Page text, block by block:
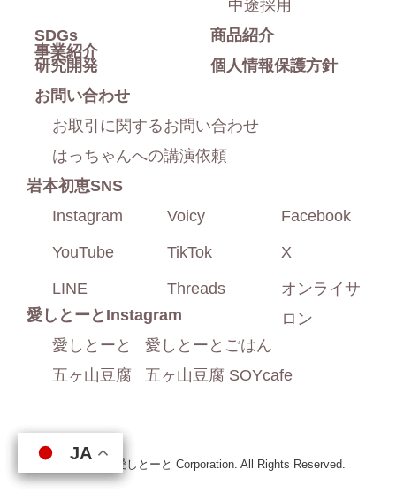
中途採用
事業紹介
商品紹介
研究開発
個人情報保護方針
SDGs
お問い合わせ
お取引に関するお問い合わせ
はっちゃんへの講演依頼
岩本初恵SNS
Instagram
Voicy Facebook
YouTube TikTok X
LINE Threads
オンライサ
ロン
愛しとーと Instagram
愛しとーと
愛しとーとごはん
五ヶ山豆腐
五ヶ山豆腐 SOYcafe
Copyright © 愛しとーと Corporation. All Rights Reserved.
JA
JA
JA
JA